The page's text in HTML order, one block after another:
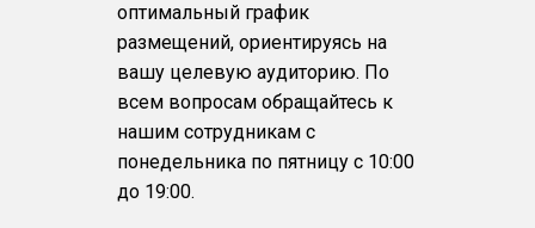
оптимальный график
размещений, ориентируясь на
вашу целевую аудиторию. По
всем вопросам обращайтесь к
нашим сотрудникам с
понедельника по пятницу с 10:00
до 19:00.